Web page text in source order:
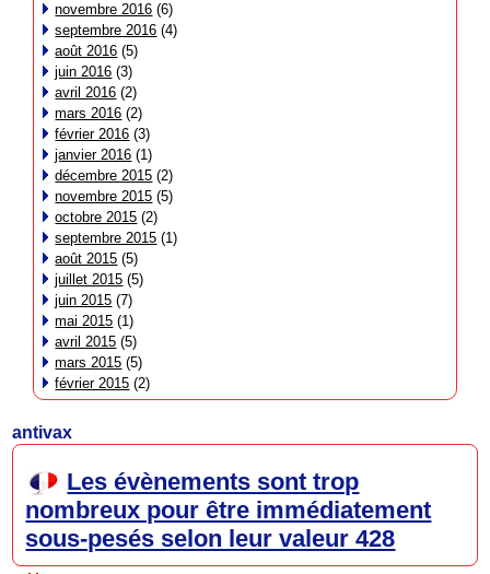
novembre 2016 (6)
septembre 2016 (4)
août 2016 (5)
juin 2016 (3)
avril 2016 (2)
mars 2016 (2)
février 2016 (3)
janvier 2016 (1)
décembre 2015 (2)
novembre 2015 (5)
octobre 2015 (2)
septembre 2015 (1)
août 2015 (5)
juillet 2015 (5)
juin 2015 (7)
mai 2015 (1)
avril 2015 (5)
mars 2015 (5)
février 2015 (2)
antivax
Les évènements sont trop
nombreux pour être immédiatement
sous-pesés selon leur valeur 428